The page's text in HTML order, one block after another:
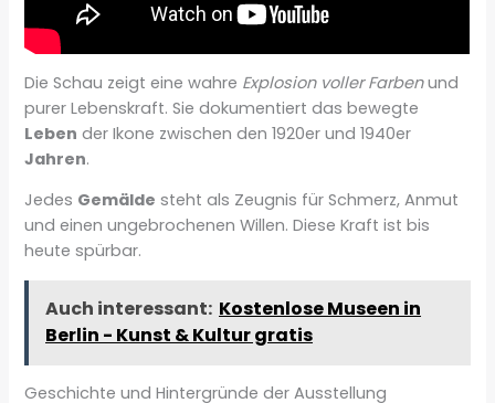
Die Schau zeigt eine wahre Explosion voller Farbenund
purer Lebenskraft. Sie dokumentiert das bewegte
Leben der Ikone zwischen den 1920er und 1940er
Jahren.
Jedes Gemälde steht als Zeugnis für Schmerz, Anmut
und einen ungebrochenen Willen. Diese Kraft ist bis
heute spürbar.
Auch interessant: Kostenlose Museen in
Berlin - Kunst & Kultur gratis
Geschichte und Hintergründe der Ausstellung